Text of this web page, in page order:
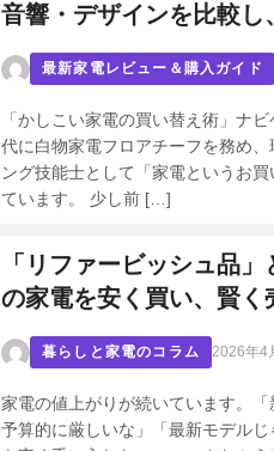
音響・デザインを比較し
最新家電レビュー＆購入ガイド
「かしこい家電の買い替え術」ナ
代に白物家電フロアチーフを務め
ング技能士として「家電というお
ています。 少し前 […]
「リファービッシュ品
の家電を安く買い、賢く
暮らしと家電のコラム 2026年4
家電の値上がりが続いています。
予算的に厳しいな」「最新モデル